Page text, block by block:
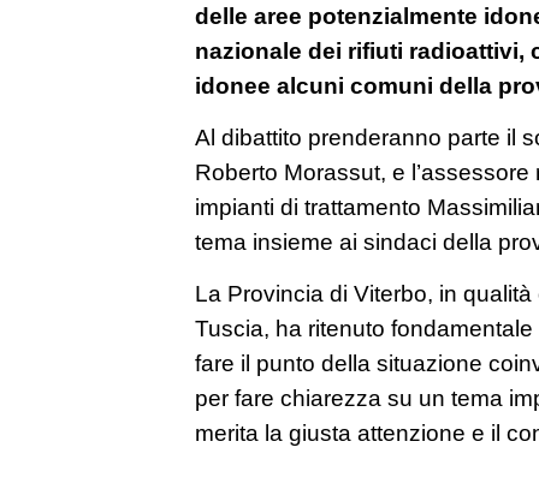
delle aree potenzialmente
nazionale dei rifiuti radioattivi,
idonee alcuni comuni della
Al dibattito prenderanno parte il
Roberto Morassut, e
impianti di trattamento
tema insieme ai sindaci della
La Provincia di Viterbo, in
Tuscia, ha ritenuto
fare il punto della situazione
per fare chiarezza su un tema
merita la giusta attenzione e il